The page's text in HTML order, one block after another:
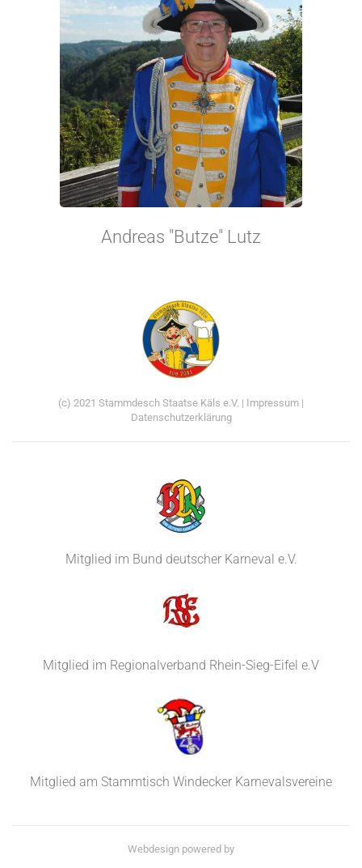
Andreas "Butze" Lutz
(c) 2021 Stammdesch Staatse Käls e.V. | Impressum |
Datenschutzerklärung
Mitglied im Bund deutscher Karneval e.V.
Mitglied im Regionalverband Rhein-Sieg-Eifel e.V
Mitglied am Stammtisch Windecker Karnevalsvereine
Webdesign powered by